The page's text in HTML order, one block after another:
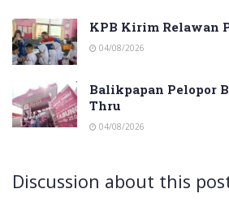
KPB Kirim Relawan
04/08/2026
Balikpapan Pelopor
Thru
04/08/2026
Discussion about this